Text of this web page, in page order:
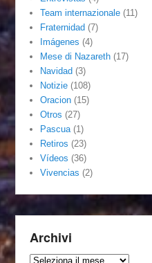
Team internazionale (11)
Fraternidad (7)
Imágenes (4)
Mese di Nazareth (17)
Navidad (3)
Notizie (108)
Oracion (15)
Otros (27)
Pascua (1)
Retiros (23)
Vídeos (36)
Vivencias (2)
Archivi
Archivi